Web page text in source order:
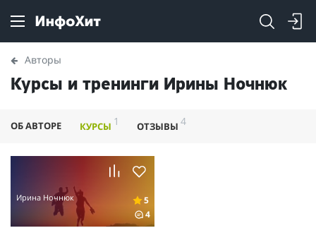
Авторы
Курсы и тренинги Ирины Ночнюк
ОБ АВТОРЕ КУРСЫ 1 ОТЗЫВЫ4
Ирина Ночнюк
5
4